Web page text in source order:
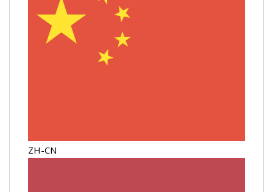
ZH-CN